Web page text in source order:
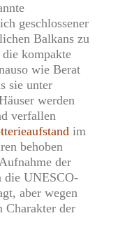
geschlossener
Balkans zu
kompakte
wie Berat
sie unter
werden
verfallen
im
behoben
der
die UNESCO-
aber wegen
Charakter der